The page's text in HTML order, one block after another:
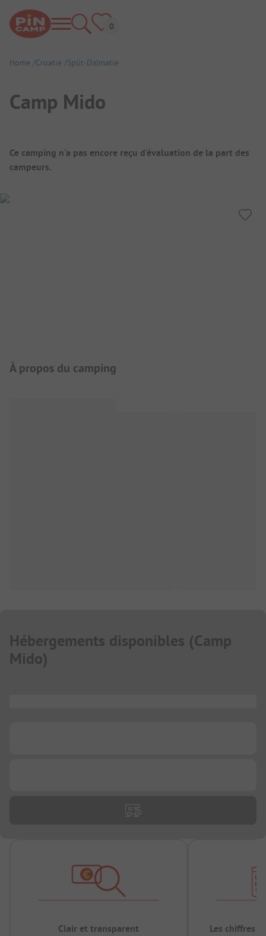
Home Croatie Split-Dalmatie
Camp Mido
Aperçu du camping
Ce camping n'a pas encore reçu d'évaluation de la part des
campeurs.
Présentation du camping
À propos du camping
Hébergements disponibles (Camp
Mido)
Clair et transparent Les chiffres